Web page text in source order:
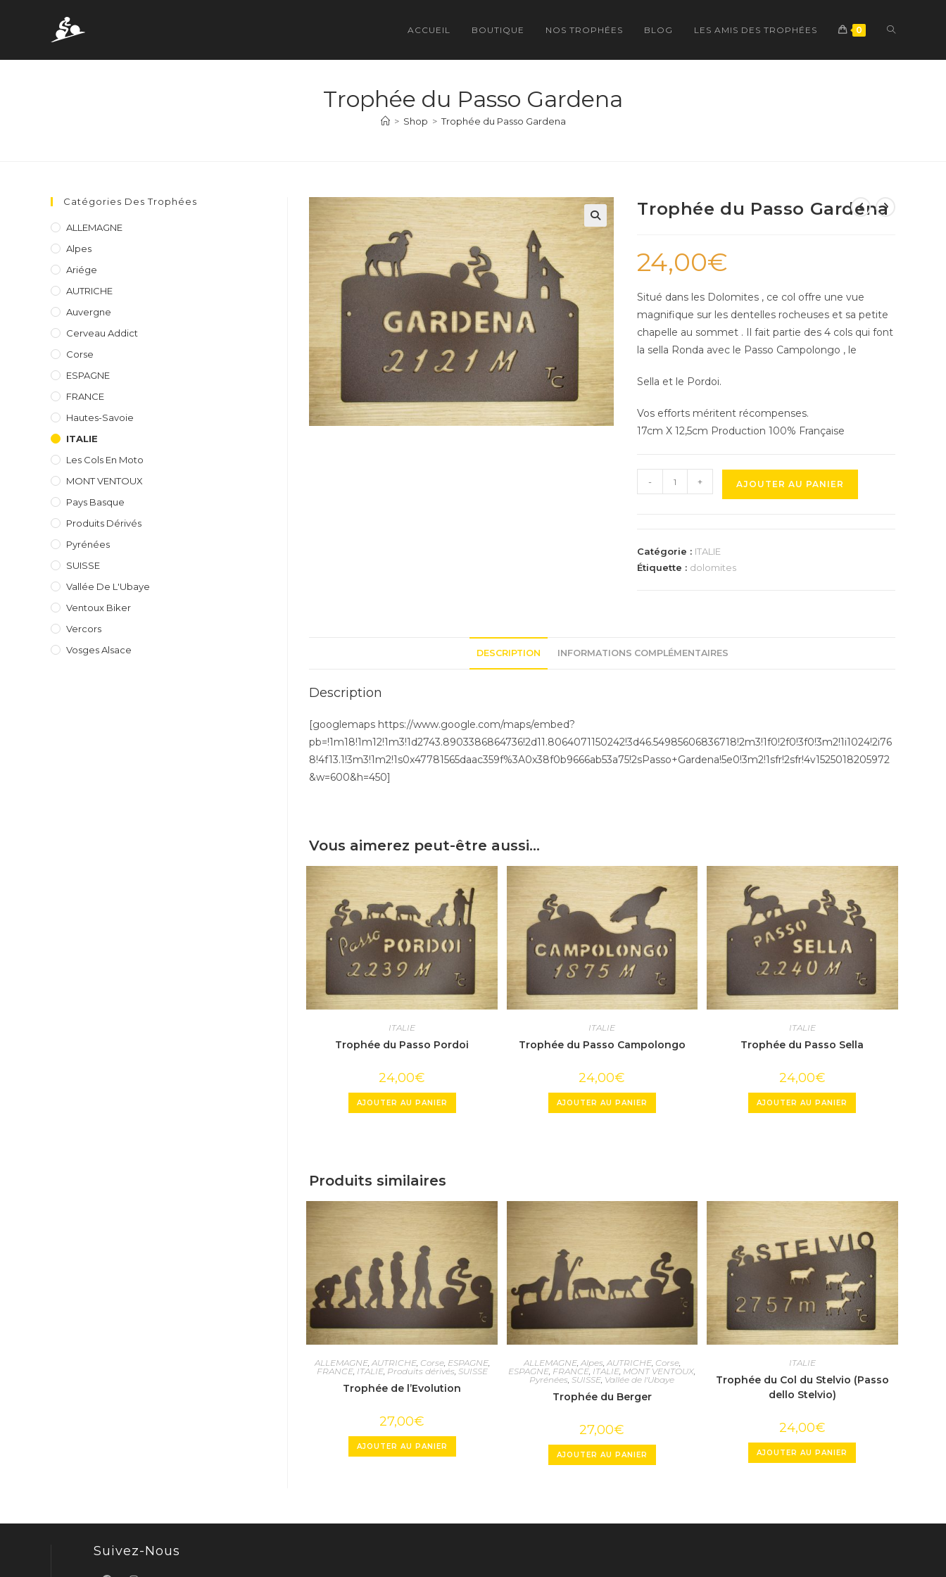
ACCUEIL BOUTIQUE NOS TROPHÉES BLOG LES AMIS DES TROPHÉES 0 TOGGLE
Trophée du Passo Gardena
> Shop > Trophée du Passo Gardena
Trophée du Passo Gardena
24,00€
Situé dans les Dolomites , ce col offre une vue
magnifique sur les dentelles rocheuses et sa petite
chapelle au sommet . Il fait partie des 4 cols qui font
la sella Ronda avec le Passo Campolongo , le
Sella et le Pordoi.
Vos efforts méritent récompenses.
17cm X 12,5cm Production 100% Française
quantité
de
Passo
Gardena
- + AJOUTER AU PANIER
Catégorie : ITALIE
Étiquette : dolomites
DESCRIPTION INFORMATIONS COMPLÉMENTAIRES
Description
[googlemaps https://www.google.com/maps/embed?
pb=!1m18!1m12!1m3!1d2743.8903386864736!2d11.8064071150242!3d46.54985606836718!2m3!1f0!2f0!3f0!3m2!1i1024!2i76
8!4f13.1!3m3!1m2!1s0x47781565daac359f%3A0x38f0b9666ab53a75!2sPasso+Gardena!5e0!3m2!1sfr!2sfr!4v1525018205972
&w=600&h=450]
Vous aimerez peut-être aussi…
ITALIE
Trophée du Passo Pordoi
24,00€
AJOUTER AU PANIER
ITALIE
Trophée du Passo Campolongo
24,00€
AJOUTER AU PANIER
ITALIE
Trophée du Passo Sella
24,00€
AJOUTER AU PANIER
Produits similaires
ALLEMAGNE, AUTRICHE, Corse, ESPAGNE,
FRANCE, ITALIE, Produits dérivés, SUISSE
Trophée de l’Evolution
27,00€
AJOUTER AU PANIER
ALLEMAGNE, Alpes, AUTRICHE, Corse,
ESPAGNE, FRANCE, ITALIE, MONT VENTOUX,
Pyrénées,SUISSE, Vallée de l'Ubaye
Trophée du Berger
27,00€
AJOUTER AU PANIER
ITALIE
Trophée du Col du Stelvio (Passo
dello Stelvio)
24,00€
AJOUTER AU PANIER
Catégories Des Trophées
ALLEMAGNE
Alpes
Ariége
AUTRICHE
Auvergne
Cerveau Addict
Corse
ESPAGNE
FRANCE
Hautes-Savoie
ITALIE
Les Cols En Moto
MONT VENTOUX
Pays Basque
Produits Dérivés
Pyrénées
SUISSE
Vallée De L'Ubaye
Ventoux Biker
Vercors
Vosges Alsace
Suivez-Nous